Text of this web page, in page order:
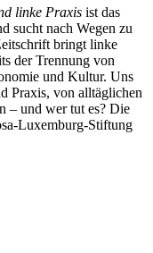
linke Praxis ist das
sucht nach Wegen zu
bringt linke
der Trennung von
und Kultur. Uns
Praxis, von alltäglichen
– und wer tut es? Die
Luxemburg-Stiftung